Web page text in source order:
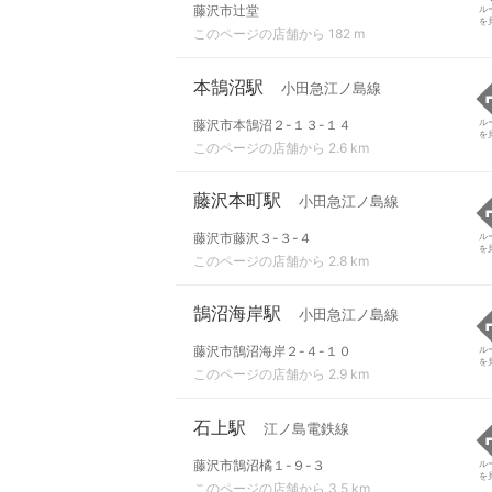
藤沢市辻堂
このページの店舗から 182 m
ル
を
本鵠沼駅 小田急江ノ島線
藤沢市本鵠沼２-１３-１４
このページの店舗から 2.6 km
ル
を
藤沢本町駅 小田急江ノ島線
藤沢市藤沢３-３-４
このページの店舗から 2.8 km
ル
を
鵠沼海岸駅 小田急江ノ島線
藤沢市鵠沼海岸２-４-１０
このページの店舗から 2.9 km
ル
を
石上駅 江ノ島電鉄線
藤沢市鵠沼橘１-９-３
このページの店舗から 3.5 km
ル
を